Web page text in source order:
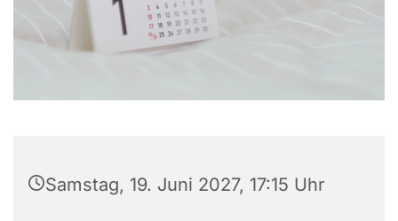
Samstag, 19. Juni 2027, 17:15 Uhr